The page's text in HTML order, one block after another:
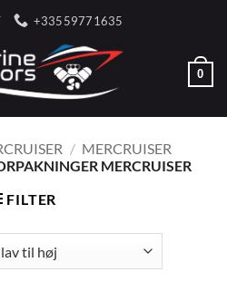
+33559771635
0
/ MERCRUISER
MERCRUISER
FILTER